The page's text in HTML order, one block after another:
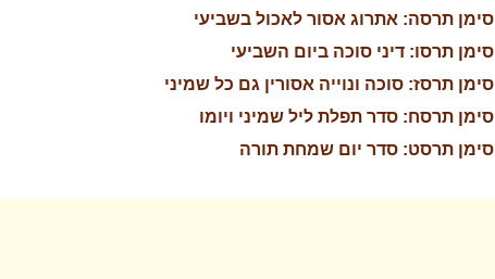
סימן תרסה: אתרוג אסור לאכול בשביעי
סימן תרסו: דיני סוכה ביום השביעי
סימן תרסז: סוכה ונוייה אסורין גם כל שמיני
סימן תרסח: סדר תפלת ליל שמיני ויומו
סימן תרסט: סדר יום שמחת תורה